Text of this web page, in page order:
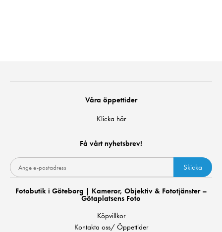
Våra öppettider
Klicka här
Få vårt nyhetsbrev!
Skicka
Fotobutik i Göteborg | Kameror, Objektiv & Fototjänster –
Götaplatsens Foto
Köpvillkor
Kontakta oss/ Öppettider